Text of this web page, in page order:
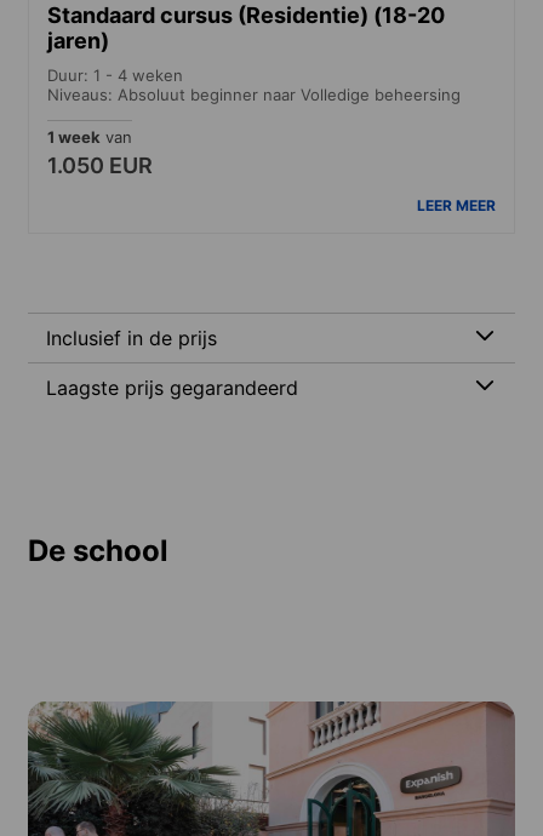
Standaard cursus (Residentie) (18-20
jaren)
Duur: 1 - 4 weken
Niveaus: Absoluut beginner naar Volledige beheersing
1 week van
1.050 EUR
LEER MEER
Inclusief in de prijs
Laagste prijs gegarandeerd
De school